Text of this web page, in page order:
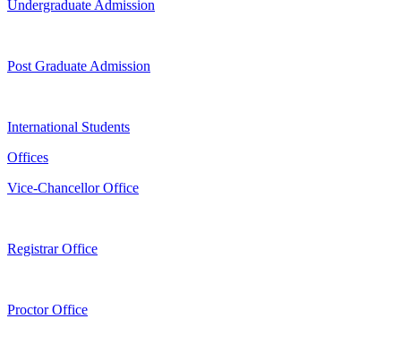
Undergraduate Admission
Post Graduate Admission
International Students
Offices
Vice-Chancellor Office
Registrar Office
Proctor Office